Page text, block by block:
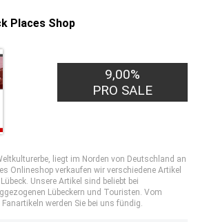
Places Shop
9,00%
PRO SALE
liegt im Norden von Deutschland an
Onlineshop verkaufen wir verschiedene Artikel
Unsere Artikel sind beliebt bei
Lübeckern und Touristen. Vom
werden Sie bei uns fündig.